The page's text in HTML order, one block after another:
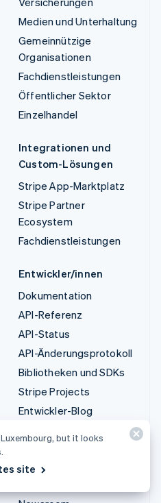
Medien und Unterhaltung
Gemeinnützige
Organisationen
Fachdienstleistungen
Öffentlicher Sektor
Einzelhandel
Integrationen und
Custom-Lösungen
Stripe App-Marktplatz
Stripe Partner
Ecosystem
Fachdienstleistungen
Entwickler/innen
Dokumentation
API-Referenz
API-Status
API-Änderungsprotokoll
Bibliotheken und SDKs
Stripe Projects
Entwickler-Blog
Unternehmen
Produkt-Roadmap
but it looks
site